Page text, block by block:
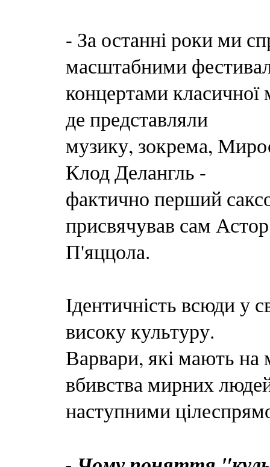
- За останні роки ми
масштабними
концертами
де представляли
музику, зокрема,
Клод Делангль -
фактично перший
присвячував сам Астор
П'яццола.
Ідентичність всюди у
високу культуру.
Варвари, які мають на
вбивства мирних
наступними